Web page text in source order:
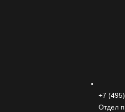
+7
Отдел